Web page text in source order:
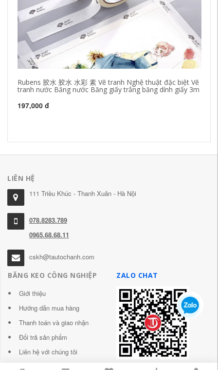
Rubens 胶水 胶水 水彩 素 Vẽ tranh Nghệ thuật đặc biệt Vẽ
tranh nước Băng nước Băng giấy trắng băng dính giấy 3m
197,000 đ
LIÊN HỆ
111 Triều Khúc - Thanh Xuân - Hà Nội
078.8283.789
0965.68.68.11
cskh@tautochanh.com
BĂNG KEO CÔNG NGHIỆP
Giới thiệu
Hướng dẫn mua hàng
Thanh toán và giao nhận
Đổi trả sản phẩm
Liên hệ với chúng tôi
ZALO CHAT